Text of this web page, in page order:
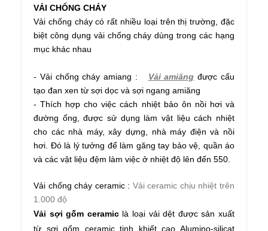
VẢI CHỐNG CHÁY
Vải chống cháy có rất nhiều loại trên thị trường, đặc
biệt công dụng vải chống cháy dùng trong các hạng
mục khác nhau
- Vải chống cháy amiang : Vải amiăng được cấu
tạo đan xen từ sợi dọc và sợi ngang amiăng
- Thích hợp cho việc cách nhiệt bảo ôn nồi hơi và
đường ống, được sử dụng làm vật liệu cách nhiệt
cho các nhà máy, xây dựng, nhà máy điện và nồi
hơi. Đó là lý tưởng để làm găng tay bảo vệ, quần áo
và các vật liệu đệm làm việc ở nhiệt độ lên đến 550.
Vải chống cháy ceramic : Vải ceramic chịu nhiệt trên
1.000 độ
Vải sợi gốm ceramic là loại vải dệt được sản xuất
từ sợi gốm ceramic tinh khiết cao Alumino-silicat